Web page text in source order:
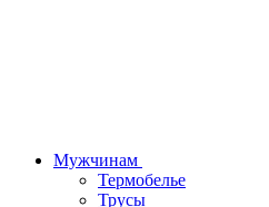
Мужчинам
Термобелье
Трусы